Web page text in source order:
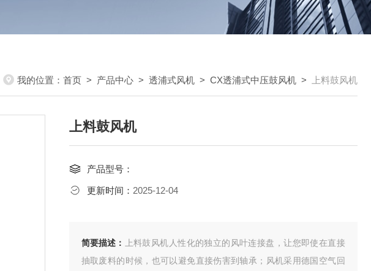
我的位置： 首页 > 产品中心 > 透浦式风机 > CX透浦式中压鼓风机 > 上料鼓风机
上料鼓风机
产品型号：
更新时间： 2025-12-04
简要描述：
上料鼓风机人性化的独立的风叶连接盘，让您即使在直接
抽取废料的时候，也可以避免直接伤害到轴承；风机采用德国空气回